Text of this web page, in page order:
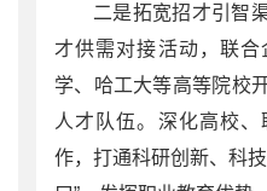
二是拓宽招才引智
才供需对接活动，联
学、哈工大等高等院校
人才队伍。深化高校
作，打通科研创新、科